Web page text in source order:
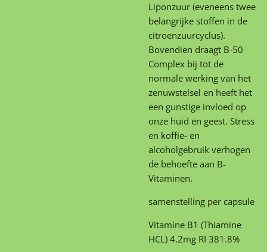
Liponzuur (eveneens twee
belangrijke stoffen in de
citroenzuurcyclus).
Bovendien draagt B-50
Complex bij tot de
normale werking van het
zenuwstelsel en heeft het
een gunstige invloed op
onze huid en geest. Stress
en koffie- en
alcoholgebruik verhogen
de behoefte aan B-
Vitaminen.
samenstelling per capsule
Vitamine B1 (Thiamine
HCL) 4.2mg RI 381.8%